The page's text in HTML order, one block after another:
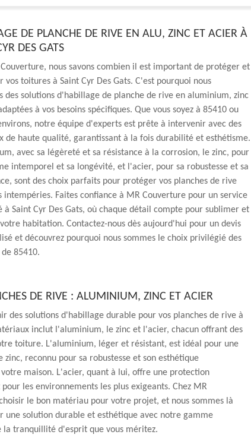
DE PLANCHE DE RIVE EN ALU, ZINC ET ACIER À
DES GATS
Couverture, nous savons combien il est important de protéger et
vos toitures à Saint Cyr Des Gats. C'est pourquoi nous
des solutions d'habillage de planche de rive en aluminium, zinc
à vos besoins spécifiques. Que vous soyez à 85410 ou
notre équipe d'experts est prête à intervenir avec des
de haute qualité, garantissant à la fois durabilité et esthétisme.
avec sa légèreté et sa résistance à la corrosion, le zinc, pour
intemporel et sa longévité, et l'acier, pour sa robustesse et sa
sont des choix parfaits pour protéger vos planches de rive
intempéries. Faites confiance à MR Couverture pour un service
à Saint Cyr Des Gats, où chaque détail compte pour sublimer et
habitation. Contactez-nous dès aujourd'hui pour un devis
et découvrez pourquoi nous sommes le choix privilégié des
85410.
DE RIVE : ALUMINIUM, ZINC ET ACIER
des solutions d'habillage durable pour vos planches de rive à
inclut l'aluminium, le zinc et l'acier, chacun offrant des
toiture. L'aluminium, léger et résistant, est idéal pour une
reconnu pour sa robustesse et son esthétique
maison. L'acier, quant à lui, offre une protection
les environnements les plus exigeants. Chez MR
le bon matériau pour votre projet, et nous sommes là
une solution durable et esthétique avec notre gamme
tranquillité d'esprit que vous méritez.